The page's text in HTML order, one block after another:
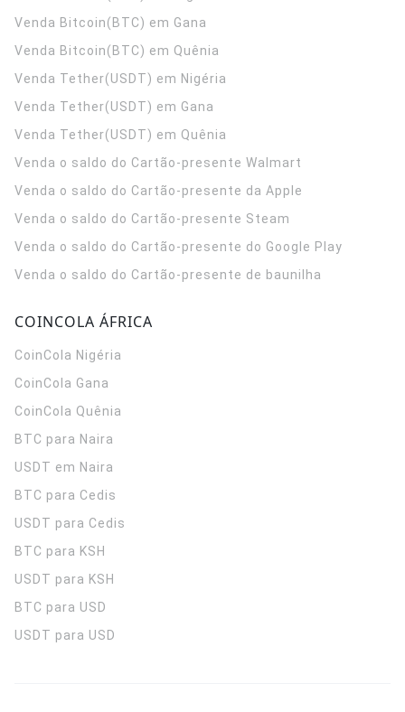
Venda Bitcoin(BTC) em Gana
Venda Bitcoin(BTC) em Quênia
Venda Tether(USDT) em Nigéria
Venda Tether(USDT) em Gana
Venda Tether(USDT) em Quênia
Venda o saldo do Cartão-presente Walmart
Venda o saldo do Cartão-presente da Apple
Venda o saldo do Cartão-presente Steam
Venda o saldo do Cartão-presente do Google Play
Venda o saldo do Cartão-presente de baunilha
COINCOLA ÁFRICA
CoinCola Nigéria
CoinCola Gana
CoinCola Quênia
BTC para Naira
USDT em Naira
BTC para Cedis
USDT para Cedis
BTC para KSH
USDT para KSH
BTC para USD
USDT para USD